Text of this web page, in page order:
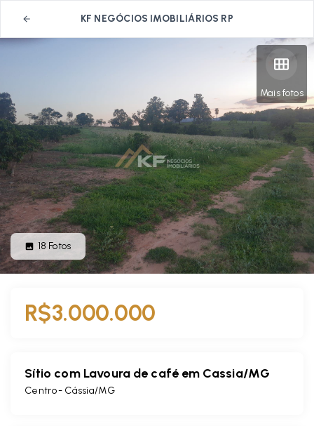
KF NEGÓCIOS IMOBILIÁRIOS RP
Mais fotos
18 Fotos
R$3.000.000
Sítio com Lavoura de café em Cassia/MG
Centro - Cássia/MG